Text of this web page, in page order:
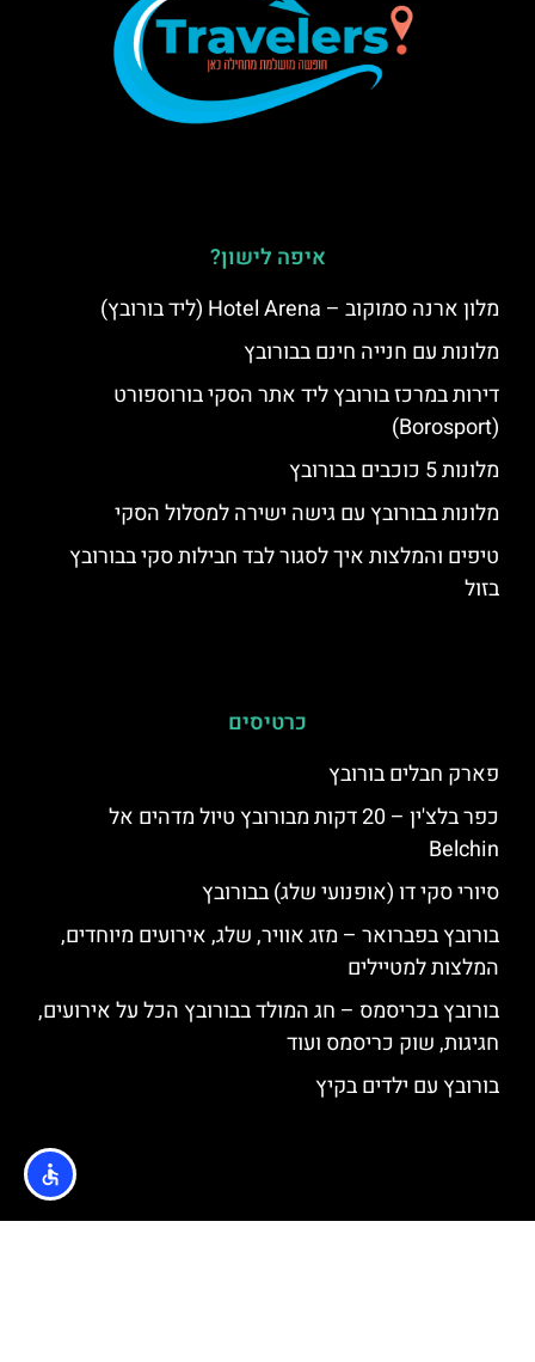
איפה לישון?
מלון ארנה סמוקוב – Hotel Arena (ליד בורובץ)
מלונות עם חנייה חינם בבורובץ
דירות במרכז בורובץ ליד אתר הסקי בורוספורט
(Borosport)
מלונות 5 כוכבים בבורובץ
מלונות בבורובץ עם גישה ישירה למסלול הסקי
טיפים והמלצות איך לסגור לבד חבילות סקי בבורובץ
בזול
כרטיסים
פארק חבלים בורובץ
כפר בלצ'ין – 20 דקות מבורובץ טיול מדהים אל
Belchin
סיורי סקי דו (אופנועי שלג) בבורובץ
בורובץ בפברואר – מזג אוויר, שלג, אירועים מיוחדים,
המלצות למטיילים
בורובץ בכריסמס – חג המולד בבורובץ הכל על אירועים,
חגיגות, שוק כריסמס ועוד
בורובץ עם ילדים בקיץ